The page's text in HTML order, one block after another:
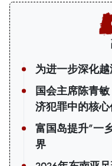
为进一步深化
国会主席陈青
济犯罪中的核心
富国岛提升”一
界